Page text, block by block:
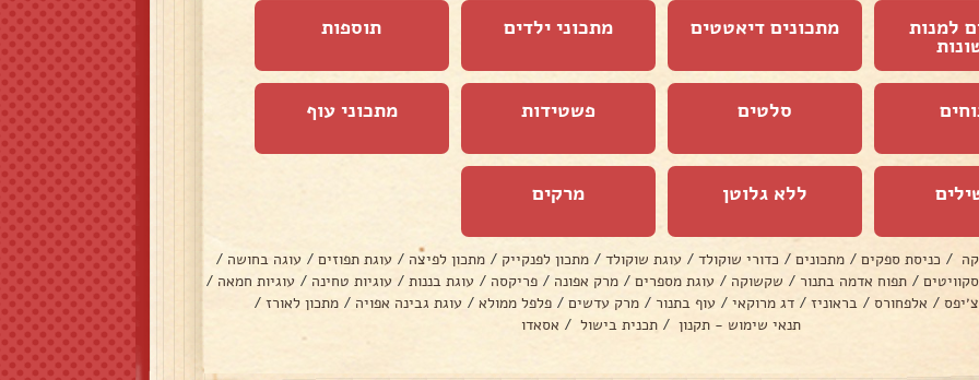
למנות מתכונים דיאטטים מתכוני ילדים תוספות
סלטים פשטידות מתכוני עוף
ללא גלוטן מרקים
/ כניסת ספקים / מתכונים / כדורי שוקולד / עוגת שוקולד / מתכון לפנקייק / מתכון לפיצה / עוגת תפוזים / עוגה בחושה /
/ תפוח אדמה בתנור / שקשוקה / עוגת מספרים / מרק אפונה / פריקסה / עוגת בננות / עוגיות טחינה / עוגיות חמאה /
/ אלפחורס / בראוניז / דג מרוקאי / עוף בתנור / מרק עדשים / פלפל ממולא / עוגת גבינה אפויה / מתכון לאורז /
תנאי שימוש - תקנון / תכנית בישול / אסאדו